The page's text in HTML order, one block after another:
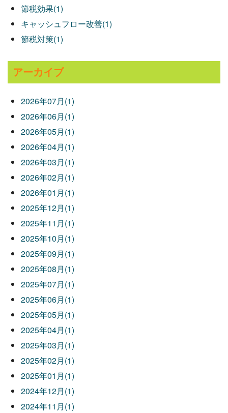
節税効果(1)
キャッシュフロー改善(1)
節税対策(1)
アーカイブ
2026年07月(1)
2026年06月(1)
2026年05月(1)
2026年04月(1)
2026年03月(1)
2026年02月(1)
2026年01月(1)
2025年12月(1)
2025年11月(1)
2025年10月(1)
2025年09月(1)
2025年08月(1)
2025年07月(1)
2025年06月(1)
2025年05月(1)
2025年04月(1)
2025年03月(1)
2025年02月(1)
2025年01月(1)
2024年12月(1)
2024年11月(1)